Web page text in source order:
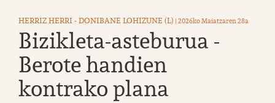
HERRIZ HERRI - DONIBANE LOHIZUNE (L) | 2026ko Maiatzaren 28a
Bizikleta-asteburua -
Berote handien
kontrako plana